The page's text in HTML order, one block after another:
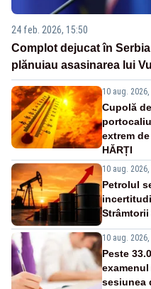
24 feb. 2026, 15:50
Complot dejucat în
plănuiau asasinarea lui
10 aug. 2026,
Cupolă
extrem
HĂRȚI
10 aug. 2026,
Petrolul
Strâmtorii
10 aug. 2026,
Peste
sesiunea